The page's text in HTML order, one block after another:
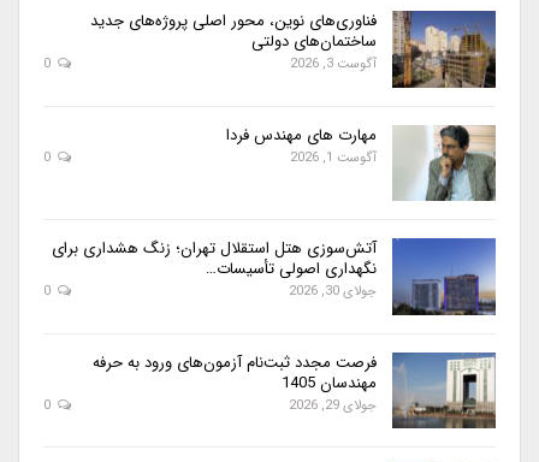
فناوری‌های نوین، محور اصلی پروژه‌های جدید
ساختمان‌های دولتی
آگوست 3, 2026
مهارت های مهندس فردا
آگوست 1, 2026
آتش‌سوزی هتل استقلال تهران؛ زنگ هشداری برای
نگهداری اصولی تأسیسات…
جولای 30, 2026
فرصت مجدد ثبت‌نام آزمون‌های ورود به حرفه
مهندسان 1405
جولای 29, 2026